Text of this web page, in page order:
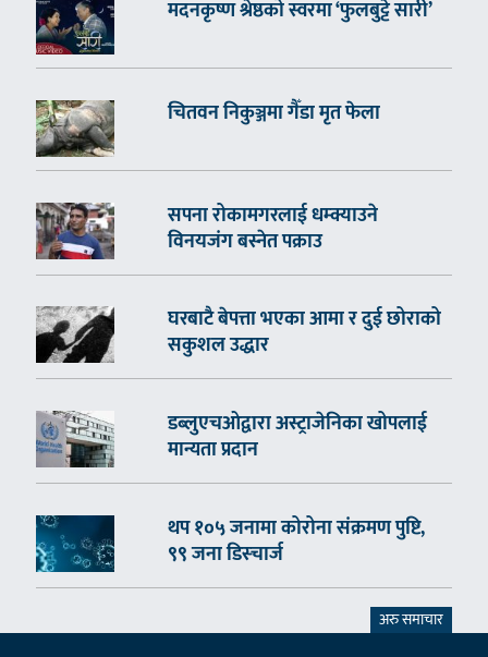
मदनकृष्ण श्रेष्ठको स्वरमा ‘फुलबुट्टे सारी’
चितवन निकुञ्जमा गैँडा मृत फेला
सपना रोकामगरलाई धम्क्याउने
विनयजंग बस्नेत पक्राउ
घरबाटै बेपत्ता भएका आमा र दुई छोराको
सकुशल उद्धार
डब्लुएचओद्वारा अस्ट्राजेनिका खोपलाई
मान्यता प्रदान
थप १०५ जनामा कोरोना संक्रमण पुष्टि,
९९ जना डिस्चार्ज
अरु समाचार